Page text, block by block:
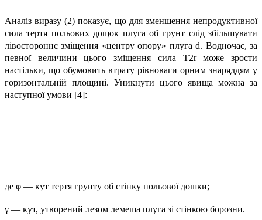
Аналіз виразу (2) показує, що для зменшення непродуктивної
сила тертя польових дощок плуга об грунт слід збільшувати
лівостороннє зміщення «центру опору» плуга d. Водночас, за
певної величини цього зміщення сила Т2r може зрости
настільки, що обумовить втрату рівноваги орним знаряддям у
горизонтальній площині. Уникнути цього явища можна за
наступної умови [4]:
де φ — кут тертя грунту об стінку польової дошки;
γ — кут, утворений лезом лемеша плуга зі стінкою борозни.